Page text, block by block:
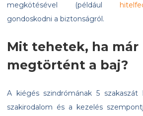
megkötésével (például
gondoskodni a biztonságról.
Mit tehetek, ha már
megtörtént a baj?
A kiégés szindrómának 5
szakirodalom és a kezelés